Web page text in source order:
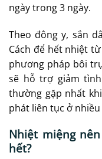
ngày trong 3 ngày.
Theo đông y, sắn
Cách để hết nhiệt
phương pháp bôi
sẽ hỗ trợ giảm
thường gặp nhất
phát liên tục ở
Nhiệt miệng
hết?